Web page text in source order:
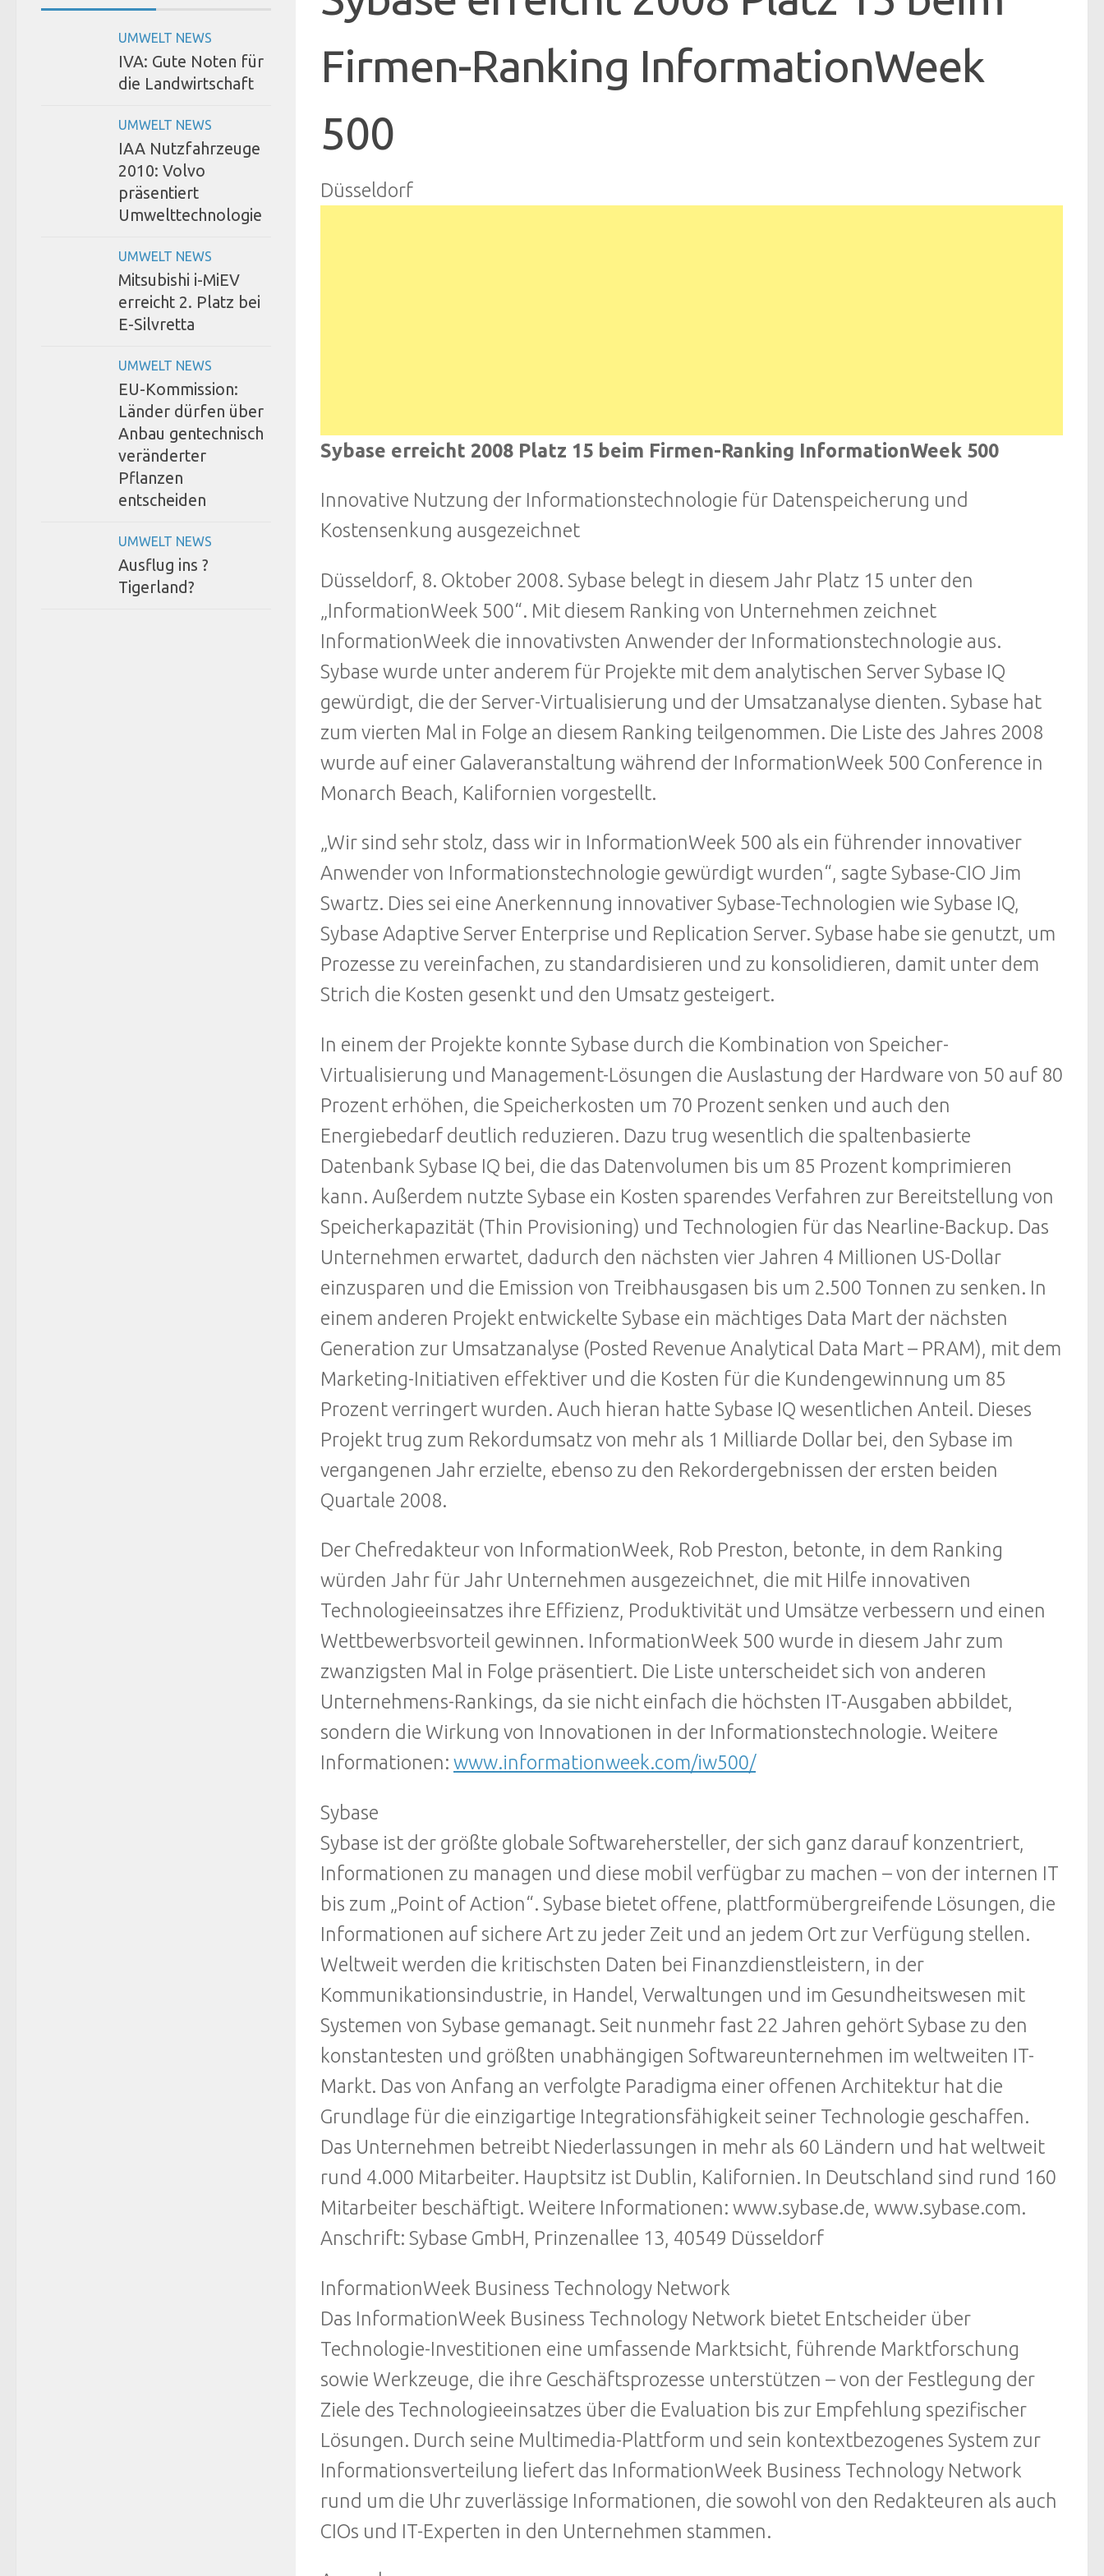
Firmen-Ranking InformationWeek
500
Düsseldorf
Sybase erreicht 2008 Platz 15 beim Firmen-Ranking InformationWeek 500
Innovative Nutzung der Informationstechnologie für Datenspeicherung und
Kostensenkung ausgezeichnet
Düsseldorf, 8. Oktober 2008. Sybase belegt in diesem Jahr Platz 15 unter den
„InformationWeek 500“. Mit diesem Ranking von Unternehmen zeichnet
InformationWeek die innovativsten Anwender der Informationstechnologie aus.
Sybase wurde unter anderem für Projekte mit dem analytischen Server Sybase IQ
gewürdigt, die der Server-Virtualisierung und der Umsatzanalyse dienten. Sybase hat
zum vierten Mal in Folge an diesem Ranking teilgenommen. Die Liste des Jahres 2008
wurde auf einer Galaveranstaltung während der InformationWeek 500 Conference in
Monarch Beach, Kalifornien vorgestellt.
„Wir sind sehr stolz, dass wir in InformationWeek 500 als ein führender innovativer
Anwender von Informationstechnologie gewürdigt wurden“, sagte Sybase-CIO Jim
Swartz. Dies sei eine Anerkennung innovativer Sybase-Technologien wie Sybase IQ,
Sybase Adaptive Server Enterprise und Replication Server. Sybase habe sie genutzt, um
Prozesse zu vereinfachen, zu standardisieren und zu konsolidieren, damit unter dem
Strich die Kosten gesenkt und den Umsatz gesteigert.
In einem der Projekte konnte Sybase durch die Kombination von Speicher-
Virtualisierung und Management-Lösungen die Auslastung der Hardware von 50 auf 80
Prozent erhöhen, die Speicherkosten um 70 Prozent senken und auch den
Energiebedarf deutlich reduzieren. Dazu trug wesentlich die spaltenbasierte
Datenbank Sybase IQ bei, die das Datenvolumen bis um 85 Prozent komprimieren
kann. Außerdem nutzte Sybase ein Kosten sparendes Verfahren zur Bereitstellung von
Speicherkapazität (Thin Provisioning) und Technologien für das Nearline-Backup. Das
Unternehmen erwartet, dadurch den nächsten vier Jahren 4 Millionen US-Dollar
einzusparen und die Emission von Treibhausgasen bis um 2.500 Tonnen zu senken. In
einem anderen Projekt entwickelte Sybase ein mächtiges Data Mart der nächsten
Generation zur Umsatzanalyse (Posted Revenue Analytical Data Mart – PRAM), mit dem
Marketing-Initiativen effektiver und die Kosten für die Kundengewinnung um 85
Prozent verringert wurden. Auch hieran hatte Sybase IQ wesentlichen Anteil. Dieses
Projekt trug zum Rekordumsatz von mehr als 1 Milliarde Dollar bei, den Sybase im
vergangenen Jahr erzielte, ebenso zu den Rekordergebnissen der ersten beiden
Quartale 2008.
Der Chefredakteur von InformationWeek, Rob Preston, betonte, in dem Ranking
würden Jahr für Jahr Unternehmen ausgezeichnet, die mit Hilfe innovativen
Technologieeinsatzes ihre Effizienz, Produktivität und Umsätze verbessern und einen
Wettbewerbsvorteil gewinnen. InformationWeek 500 wurde in diesem Jahr zum
zwanzigsten Mal in Folge präsentiert. Die Liste unterscheidet sich von anderen
Unternehmens-Rankings, da sie nicht einfach die höchsten IT-Ausgaben abbildet,
sondern die Wirkung von Innovationen in der Informationstechnologie. Weitere
Informationen: www.informationweek.com/iw500/
Sybase
Sybase ist der größte globale Softwarehersteller, der sich ganz darauf konzentriert,
Informationen zu managen und diese mobil verfügbar zu machen – von der internen IT
bis zum „Point of Action“. Sybase bietet offene, plattformübergreifende Lösungen, die
Informationen auf sichere Art zu jeder Zeit und an jedem Ort zur Verfügung stellen.
Weltweit werden die kritischsten Daten bei Finanzdienstleistern, in der
Kommunikationsindustrie, in Handel, Verwaltungen und im Gesundheitswesen mit
Systemen von Sybase gemanagt. Seit nunmehr fast 22 Jahren gehört Sybase zu den
konstantesten und größten unabhängigen Softwareunternehmen im weltweiten IT-
Markt. Das von Anfang an verfolgte Paradigma einer offenen Architektur hat die
Grundlage für die einzigartige Integrationsfähigkeit seiner Technologie geschaffen.
Das Unternehmen betreibt Niederlassungen in mehr als 60 Ländern und hat weltweit
rund 4.000 Mitarbeiter. Hauptsitz ist Dublin, Kalifornien. In Deutschland sind rund 160
Mitarbeiter beschäftigt. Weitere Informationen: www.sybase.de, www.sybase.com.
Anschrift: Sybase GmbH, Prinzenallee 13, 40549 Düsseldorf
InformationWeek Business Technology Network
Das InformationWeek Business Technology Network bietet Entscheider über
Technologie-Investitionen eine umfassende Marktsicht, führende Marktforschung
sowie Werkzeuge, die ihre Geschäftsprozesse unterstützen – von der Festlegung der
Ziele des Technologieeinsatzes über die Evaluation bis zur Empfehlung spezifischer
Lösungen. Durch seine Multimedia-Plattform und sein kontextbezogenes System zur
Informationsverteilung liefert das InformationWeek Business Technology Network
rund um die Uhr zuverlässige Informationen, die sowohl von den Redakteuren als auch
CIOs und IT-Experten in den Unternehmen stammen.
UMWELT NEWS
IVA: Gute Noten für
die Landwirtschaft
UMWELT NEWS
IAA Nutzfahrzeuge
2010: Volvo
präsentiert
Umwelttechnologie
UMWELT NEWS
Mitsubishi i-MiEV
erreicht 2. Platz bei
E-Silvretta
UMWELT NEWS
EU-Kommission:
Länder dürfen über
Anbau gentechnisch
veränderter
Pflanzen
entscheiden
UMWELT NEWS
Ausflug ins ?
Tigerland?